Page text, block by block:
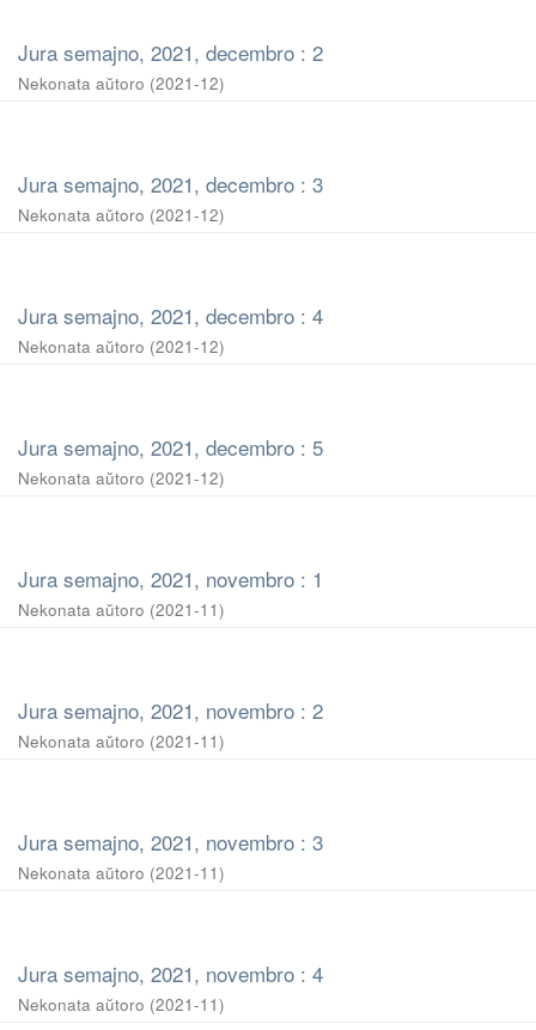
Jura semajno, 2021, decembro : 2
Nekonata aŭtoro (2021-12)
Jura semajno, 2021, decembro : 3
Nekonata aŭtoro (2021-12)
Jura semajno, 2021, decembro : 4
Nekonata aŭtoro (2021-12)
Jura semajno, 2021, decembro : 5
Nekonata aŭtoro (2021-12)
Jura semajno, 2021, novembro : 1
Nekonata aŭtoro (2021-11)
Jura semajno, 2021, novembro : 2
Nekonata aŭtoro (2021-11)
Jura semajno, 2021, novembro : 3
Nekonata aŭtoro (2021-11)
Jura semajno, 2021, novembro : 4
Nekonata aŭtoro (2021-11)